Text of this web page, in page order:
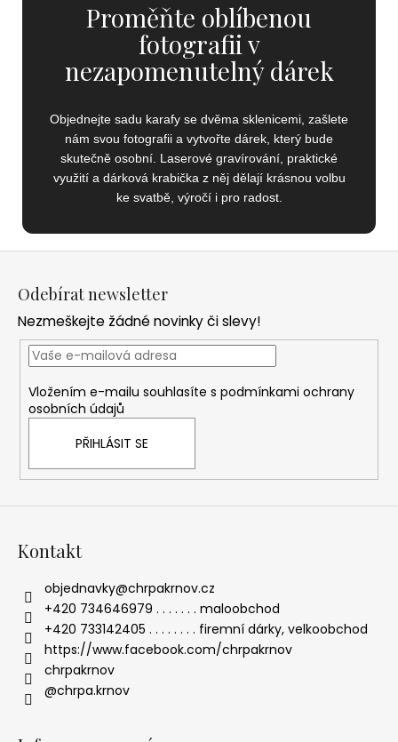
Proměňte oblíbenou
fotografii v
nezapomenutelný dárek
Objednejte sadu karafy se dvěma sklenicemi, zašlete
nám svou fotografii a vytvořte dárek, který bude
skutečně osobní. Laserové gravírování, praktické
využití a dárková krabička z něj dělají krásnou volbu
ke svatbě, výročí i pro radost.
Odebírat newsletter
Nezmeškejte žádné novinky či slevy!
Vložením e-mailu souhlasíte s podmínkami ochrany
osobních údajů
PŘIHLÁSIT SE
Kontakt
objednavky@chrpakrnov.cz
+420 734646979 . . . . . . . maloobchod
+420 733142405 . . . . . . . . firemní dárky, velkoobchod
https://www.facebook.com/chrpakrnov
chrpakrnov
@chrpa.krnov